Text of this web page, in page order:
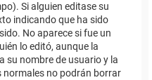
Si alguien editase su
indicando que ha sido
No aparece si fue un
lo editó, aunque la
su nombre de usuario y la
normales no podrán borrar